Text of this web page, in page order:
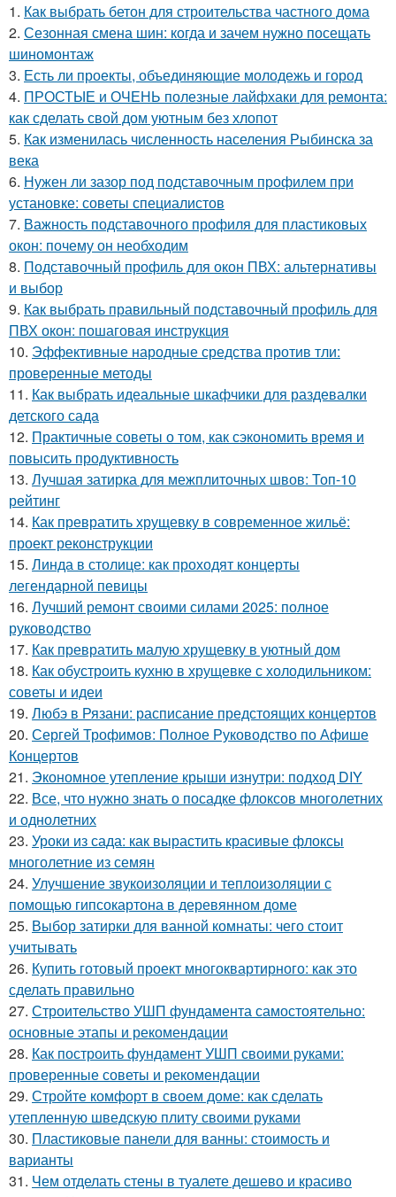
1. Как выбрать бетон для строительства частного дома
2. Сезонная смена шин: когда и зачем нужно посещать
шиномонтаж
3. Есть ли проекты, объединяющие молодежь и город
4. ПРОСТЫЕ и ОЧЕНЬ полезные лайфхаки для ремонта:
как сделать свой дом уютным без хлопот
5. Как изменилась численность населения Рыбинска за
века
6. Нужен ли зазор под подставочным профилем при
установке: советы специалистов
7. Важность подставочного профиля для пластиковых
окон: почему он необходим
8. Подставочный профиль для окон ПВХ: альтернативы
и выбор
9. Как выбрать правильный подставочный профиль для
ПВХ окон: пошаговая инструкция
10. Эффективные народные средства против тли:
проверенные методы
11. Как выбрать идеальные шкафчики для раздевалки
детского сада
12. Практичные советы о том, как сэкономить время и
повысить продуктивность
13. Лучшая затирка для межплиточных швов: Топ-10
рейтинг
14. Как превратить хрущевку в современное жильё:
проект реконструкции
15. Линда в столице: как проходят концерты
легендарной певицы
16. Лучший ремонт своими силами 2025: полное
руководство
17. Как превратить малую хрущевку в уютный дом
18. Как обустроить кухню в хрущевке с холодильником:
советы и идеи
19. Любэ в Рязани: расписание предстоящих концертов
20. Сергей Трофимов: Полное Руководство по Афише
Концертов
21. Экономное утепление крыши изнутри: подход DIY
22. Все, что нужно знать о посадке флоксов многолетних
и однолетних
23. Уроки из сада: как вырастить красивые флоксы
многолетние из семян
24. Улучшение звукоизоляции и теплоизоляции с
помощью гипсокартона в деревянном доме
25. Выбор затирки для ванной комнаты: чего стоит
учитывать
26. Купить готовый проект многоквартирного: как это
сделать правильно
27. Строительство УШП фундамента самостоятельно:
основные этапы и рекомендации
28. Как построить фундамент УШП своими руками:
проверенные советы и рекомендации
29. Стройте комфорт в своем доме: как сделать
утепленную шведскую плиту своими руками
30. Пластиковые панели для ванны: стоимость и
варианты
31. Чем отделать стены в туалете дешево и красиво